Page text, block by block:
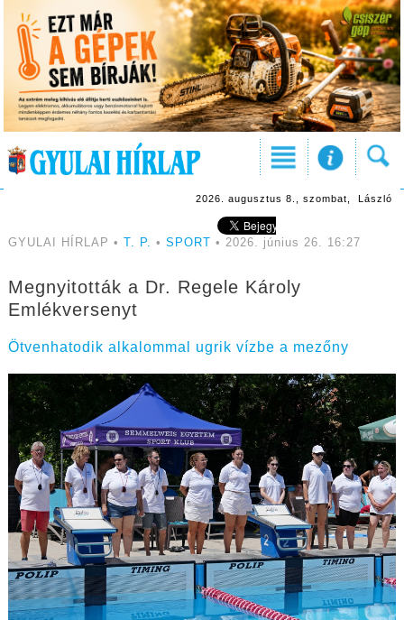
2026. augusztus 8., szombat, László
GYULAI HÍRLAP • T. P. • SPORT • 2026. június 26. 16:27
Megnyitották a Dr. Regele Károly
Emlékversenyt
Ötvenhatodik alkalommal ugrik vízbe a mezőny